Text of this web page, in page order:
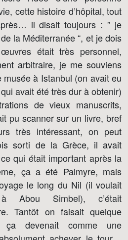
cette histoire d’hôpital, tout
il disait toujours : ” je
la Méditerranée “, et je dois
était très personnel,
arbitraire, je me souviens
à Istanbul (on avait eu
avait été très dur à obtenir)
de vieux manuscrits,
pu scanner sur un livre, bref
très intéressant, on peut
sorti de la Grèce, il avait
qui était important après la
ça a été Palmyre, mais
le long du Nil (il voulait
Abou Simbel), c’était
Tantôt on faisait quelque
devenait comme une